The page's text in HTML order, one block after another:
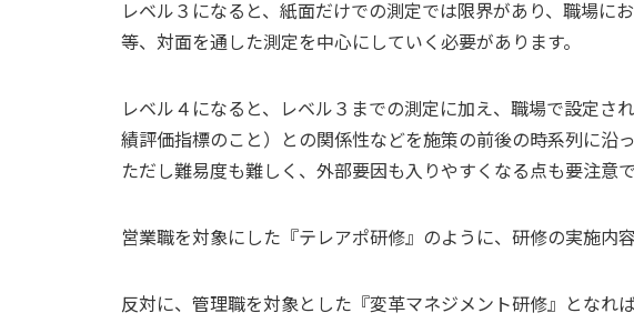
レベル３になると、紙面だけでの測定では限界があり、職場
等、対面を通した測定を中心にしていく必要があります。
レベル４になると、レベル３までの測定に加え、職場で設定
績評価指標のこと）との関係性などを施策の前後の時系列に沿
ただし難易度も難しく、外部要因も入りやすくなる点も要注意で
営業職を対象にした『テレアポ研修』のように、研修の実施内
反対に、管理職を対象とした『変革マネジメント研修』となれ